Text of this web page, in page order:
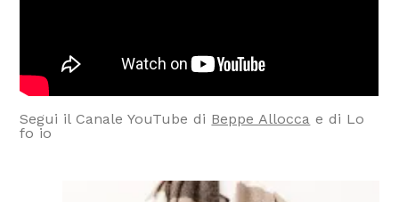
Segui il Canale YouTube di Beppe Allocca e di Lo
fo io